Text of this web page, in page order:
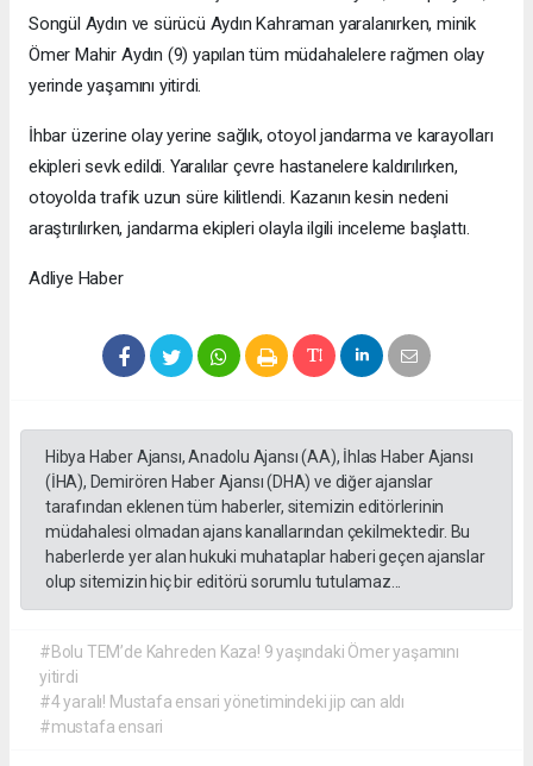
Songül Aydın ve sürücü Aydın Kahraman yaralanırken, minik
Ömer Mahir Aydın (9) yapılan tüm müdahalelere rağmen olay
yerinde yaşamını yitirdi.
İhbar üzerine olay yerine sağlık, otoyol jandarma ve karayolları
ekipleri sevk edildi. Yaralılar çevre hastanelere kaldırılırken,
otoyolda trafik uzun süre kilitlendi. Kazanın kesin nedeni
araştırılırken, jandarma ekipleri olayla ilgili inceleme başlattı.
Adliye Haber
Hibya Haber Ajansı, Anadolu Ajansı (AA), İhlas Haber Ajansı
(İHA), Demirören Haber Ajansı (DHA) ve diğer ajanslar
tarafından eklenen tüm haberler, sitemizin editörlerinin
müdahalesi olmadan ajans kanallarından çekilmektedir. Bu
haberlerde yer alan hukuki muhataplar haberi geçen ajanslar
olup sitemizin hiç bir editörü sorumlu tutulamaz...
#Bolu TEM’de Kahreden Kaza! 9 yaşındaki Ömer yaşamını
yitirdi
#4 yaralı! Mustafa ensari yönetimindeki jip can aldı
#mustafa ensari